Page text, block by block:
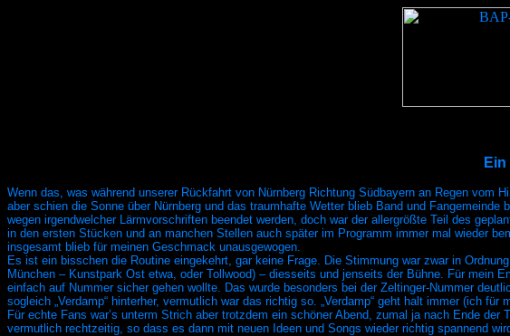
Wenn das, was während unserer Rückfahrt von Nürnberg Richtung Südbayern an Regen vom
aber schien die Sonne über Nürnberg und das traumhafte Wetter blieb Band und
wegen irgendwelcher Lärmvorschriften beendet werden, doch war der allergrößte Teil des
in den ersten Stücken und an manchen Stellen auch später im Programm immer mal wieder
insgesamt blieb für meinen Geschmack unausgewogen.
Es ist ein bisschen die Routine eingekehrt, gar keine Frage. Die Stimmung war zwar in
München – Kunstpark Ost etwa, oder Tollwood) – diesseits und jenseits der Bühne. Für mein
einfach auf Nummer sicher gehen wollte. Das wurde besonders bei der Zeltinger-Nummer
sogleich „Verdamp“ hinterher, vermutlich war das richtig so. „Verdamp“ geht halt immer (ich
Für echte Fans war’s unterm Strich aber trotzdem ein schöner Abend, zumal ja nach Ende
vermutlich rechtzeitig, so dass es dann mit neuen Ideen und Songs wieder richtig spannend